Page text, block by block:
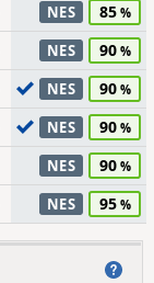
NES 85
NES 90
NES 90
NES 90
NES 90
NES 95